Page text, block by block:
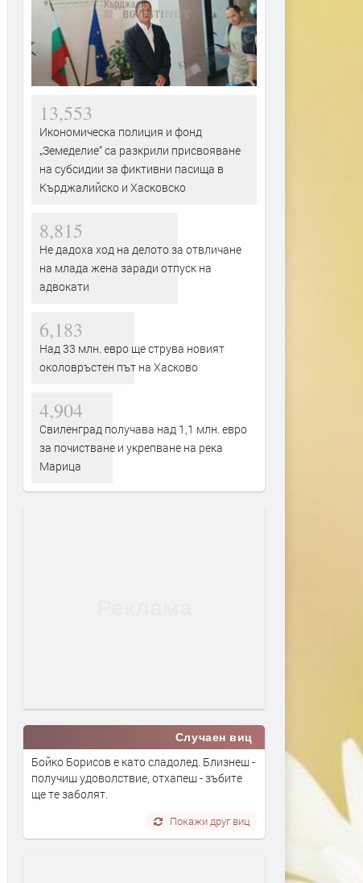
13,553
Икономическа полиция и фонд
„Земеделие“ са разкрили присвояване
на субсидии за фиктивни пасища в
Кърджалийско и Хасковско
8,815
Не дадоха ход на делото за отвличане
на млада жена заради отпуск на
адвокати
6,183
Над 33 млн. евро ще струва новият
околовръстен път на Хасково
4,904
Свиленград получава над 1,1 млн. евро
за почистване и укрепване на река
Марица
Случаен виц
Бойко Борисов е като сладолед. Близнеш -
получиш удоволствие, отхапеш - зъбите
ще те заболят.
Покажи друг виц